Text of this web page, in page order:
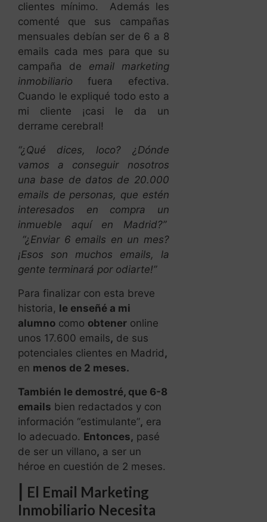
clientes mínimo. Además les
comenté que sus campañas
mensuales debían ser de 6 a 8
emails cada mes para que su
campaña de email marketing
inmobiliario fuera efectiva.
Cuando le expliqué todo esto a
mi cliente ¡casi le da un
derrame cerebral!
“¿Qué dices, loco? ¿Dónde
vamos a conseguir nosotros
una base de datos de 20.000
emails de personas, que estén
interesados en compra un
inmueble aquí en Madrid?”
“¿Enviar 6 emails en un mes?
¡Esos son muchos emails, la
gente terminará por odiarte!”
Para finalizar con esta breve
historia, le enseñé a mi
alumno como obtener online
unos 17.600 emails, de sus
potenciales clientes en Madrid,
en menos de 2 meses.
También le demostré, que 6-8
emails bien redactados y con
información “estimulante”, era
lo adecuado. Entonces, pasé
de ser un villano, a ser un
héroe en cuestión de 2 meses.
El Email Marketing
Inmobiliario Necesita